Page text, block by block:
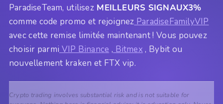
ParadiseTeam, utilisezMEILLEURS SIGNAUX3%
comme code promo et rejoignez ParadiseFamilyVIP
avec cette remise limitée maintenant ! Vous pouvez
choisir parmi VIP Binance , Bitmex , Bybit ou
nouvellement kraken et FTX vip.
Crypto trading involves substantial risk and is not suitable for